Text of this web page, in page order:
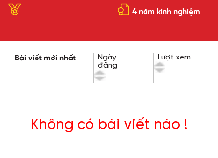
4 năm kinh nghiệm
Bài viết mới nhất
Ngày
đăng
Lượt xem
Không có bài viết nào !